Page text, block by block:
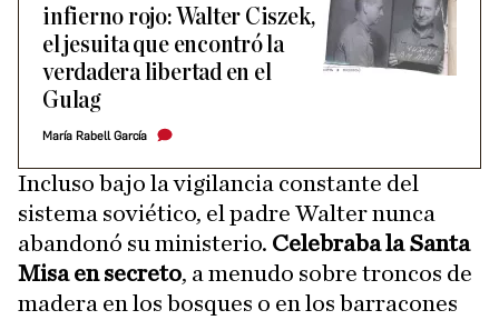
infierno rojo: Walter Ciszek,
el jesuita que encontró la
verdadera libertad en el
Gulag
María Rabell García
Incluso bajo la vigilancia constante del
sistema soviético, el padre Walter nunca
abandonó su ministerio. Celebraba la Santa
Misa en secreto, a menudo sobre troncos de
madera en los bosques o en los barracones